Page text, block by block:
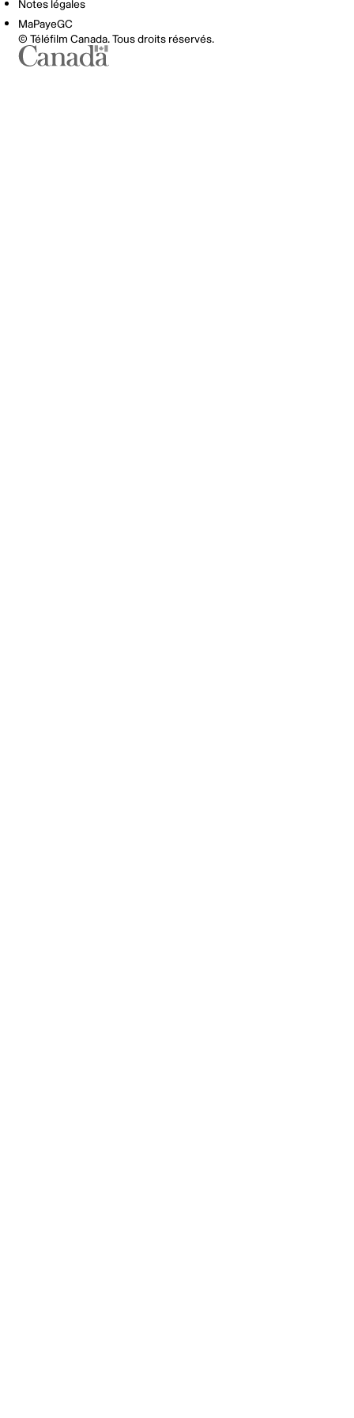
Notes légales
MaPayeGC
© Téléfilm Canada. Tous droits réservés.